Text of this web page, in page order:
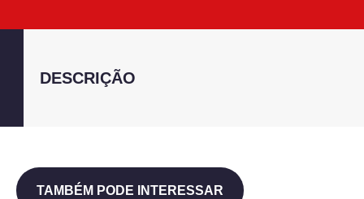
DESCRIÇÃO
TAMBÉM PODE INTERESSAR